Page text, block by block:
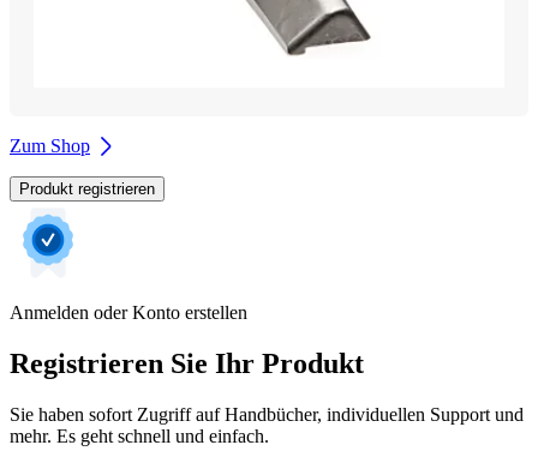
Zum Shop
Produkt registrieren
Anmelden oder Konto erstellen
Registrieren Sie Ihr Produkt
Sie haben sofort Zugriff auf Handbücher, individuellen Support und
mehr. Es geht schnell und einfach.